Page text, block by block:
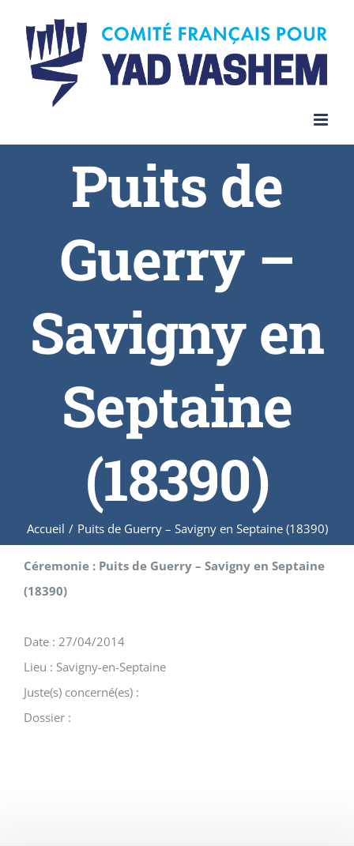
content
Puits de
Guerry –
Savigny en
Septaine
(18390)
Accueil / Puits de Guerry – Savigny en Septaine (18390)
Céremonie : Puits de Guerry – Savigny en Septaine
(18390)
Date : 27/04/2014
Lieu : Savigny-en-Septaine
Juste(s) concerné(es) :
Dossier :